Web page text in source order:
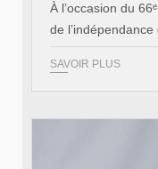
À l’occasion du
de
SAVOIR PLUS